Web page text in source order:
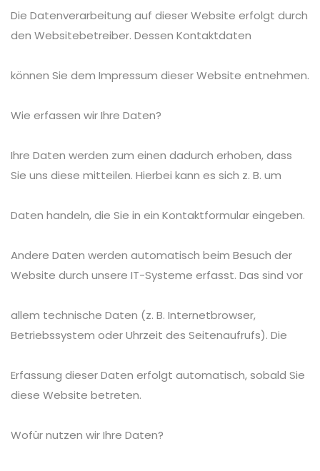
Die Datenverarbeitung auf dieser Website erfolgt durch
den Websitebetreiber. Dessen Kontaktdaten
können Sie dem Impressum dieser Website entnehmen.
Wie erfassen wir Ihre Daten?
Ihre Daten werden zum einen dadurch erhoben, dass
Sie uns diese mitteilen. Hierbei kann es sich z. B. um
Daten handeln, die Sie in ein Kontaktformular eingeben.
Andere Daten werden automatisch beim Besuch der
Website durch unsere IT-Systeme erfasst. Das sind vor
allem technische Daten (z. B. Internetbrowser,
Betriebssystem oder Uhrzeit des Seitenaufrufs). Die
Erfassung dieser Daten erfolgt automatisch, sobald Sie
diese Website betreten.
Wofür nutzen wir Ihre Daten?